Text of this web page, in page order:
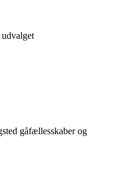
gåfællesskaber og